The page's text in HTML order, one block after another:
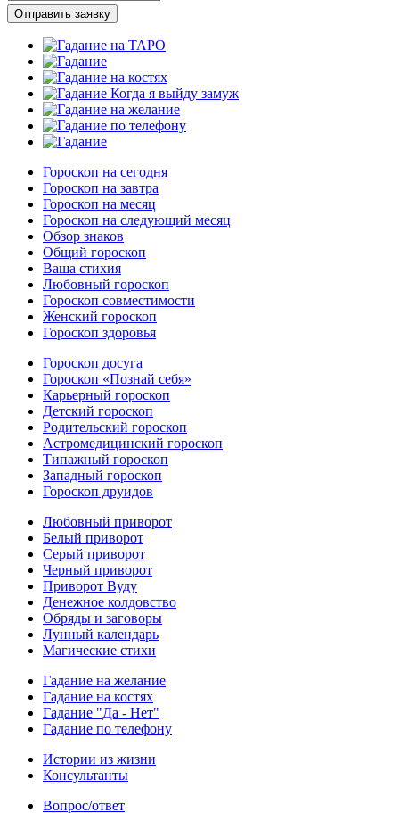
Отправить заявку
Гороскоп на сегодня
Гороскоп на завтра
Гороскоп на месяц
Гороскоп на следующий месяц
Обзор знаков
Общий гороскоп
Ваша стихия
Любовный гороскоп
Гороскоп совместимости
Женский гороскоп
Гороскоп здоровья
Гороскоп досуга
Гороскоп «Познай себя»
Карьерный гороскоп
Детский гороскоп
Родительский гороскоп
Астромедицинский гороскоп
Типажный гороскоп
Западный гороскоп
Гороскоп друидов
Любовный приворот
Белый приворот
Серый приворот
Черный приворот
Приворот Вуду
Денежное колдовство
Обряды и заговоры
Лунный календарь
Магические стихи
Гадание на желание
Гадание на костях
Гадание "Да - Нет"
Гадание по телефону
Истории из жизни
Консультанты
Вопрос/ответ